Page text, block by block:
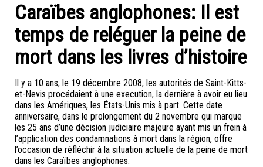
Caraïbes anglophones: Il est
temps de reléguer la peine de
mort dans les livres d’histoire
Il y a 10 ans, le 19 décembre 2008, les autorités de Saint-Kitts-
et-Nevis procédaient à une execution, la dernière à avoir eu lieu
dans les Amériques, les États-Unis mis à part. Cette date
anniversaire, dans le prolongement du 2 novembre qui marque
les 25 ans d’une décision judiciaire majeure ayant mis un frein à
l’application des condamnations à mort dans la région, offre
l’occasion de réfléchir à la situation actuelle de la peine de mort
dans les Caraïbes anglophones.